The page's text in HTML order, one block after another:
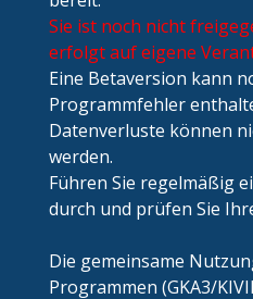
Sie ist noch nicht
erfolgt auf eigene
Eine Betaversion kann
Programmfehler
Datenverluste können
werden.
Führen Sie regelmäßig
durch und prüfen Sie
Die gemeinsame
Programmen (GKA3/